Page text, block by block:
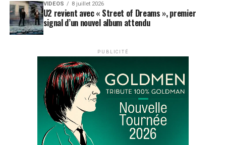
VIDEOS 8 juillet 2026
U2 revient avec « Street of Dreams », premier
signal d’un nouvel album attendu
PUBLICITÉ